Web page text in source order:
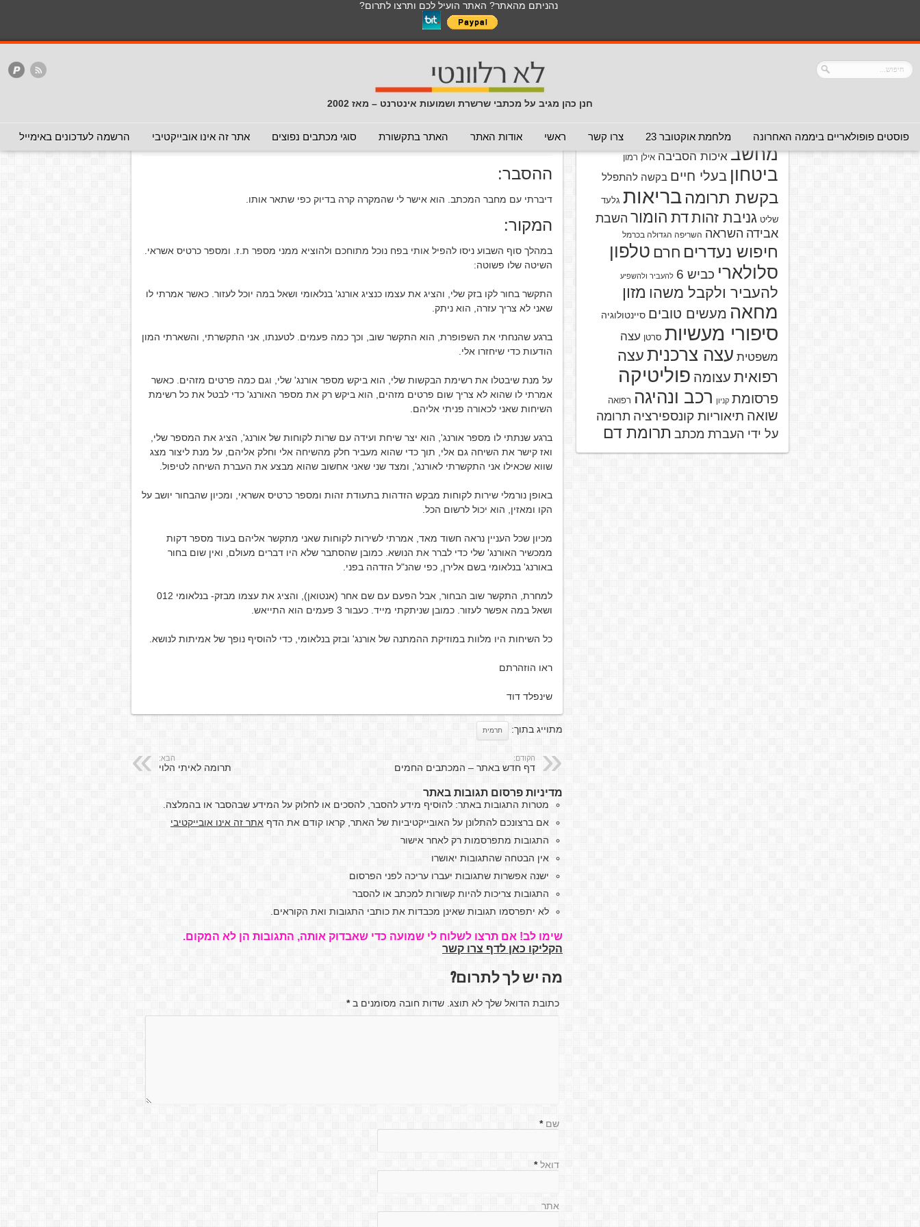
נהניתם מהאתר? האתר הועיל לכם ותרצו לתרום?
חנן כהן מגיב על מכתבי שרשרת ושמועות אינטרנט – מאז 2002
פוסטים פופולאריים ביממה האחרונה מלחמת אוקטובר 23 צרו קשר ראשי אודות האתר האתר בתקשורת סוגי מכתבים נפוצים אתר זה אינו אובייקטיבי הרשמה לעדכונים באימייל
לכל התכנים באתר בנושא נגיף הקורונה
כללי מכתב חוזר מכתבים נפוצים המלצה - לא להעביר המלצה - אפשר להעביר
המלצה - לכאן ולכאן
הנך כאן:דף הבית/המלצה - אפשר להעביר/הונאה בטלפון
ההסבר:
דיברתי עם מחבר המכתב. הוא אישר לי שהמקרה קרה בדיוק כפי שתאר אותו.
המקור:
במהלך סוף השבוע ניסו להפיל אותי בפח נוכל מתוחכם ולהוציא ממני מספר ת.ז. ומספר כרטיס אשראי.
השיטה שלו פשוטה:
התקשר בחור לקו בזק שלי, והציג את עצמו כנציג אורנג' בנלאומי ושאל במה יוכל לעזור. כאשר אמרתי לו
שאני לא צריך עזרה, הוא ניתק.
ברגע שהנחתי את השפופרת, הוא התקשר שוב, וכך כמה פעמים. לטענתו, אני התקשרתי, והשארתי המון
הודעות כדי שיחזרו אלי.
על מנת שיבטלו את רשימת הבקשות שלי, הוא ביקש מספר אורנג' שלי, וגם כמה פרטים מזהים. כאשר
אמרתי לו שהוא לא צריך שום פרטים מזהים, הוא ביקש רק את מספר האורנג' כדי לבטל את כל רשימת
השיחות שאני לכאורה פניתי אליהם.
ברגע שנתתי לו מספר אורנג', הוא יצר שיחת ועידה עם שרות לקוחות של אורנג', הציג את המספר שלי,
ואז קישר את השיחה גם אלי, תוך כדי שהוא מעביר חלק מהשיחה אלי וחלק אליהם, על מנת ליצור מצג
שווא שכאילו אני התקשרתי לאורנג', ומצד שני שאני אחשוב שהוא מבצע את העברת השיחה לטיפול.
באופן נורמלי שירות לקוחות מבקש הזדהות בתעודת זהות ומספר כרטיס אשראי, ומכיון שהבחור יושב על
הקו ומאזין, הוא יכול לרשום הכל.
מכיון שכל העניין נראה חשוד מאד, אמרתי לשירות לקוחות שאני מתקשר אליהם בעוד מספר דקות
ממכשיר האורנג' שלי כדי לברר את הנושא. כמובן שהסתבר שלא היו דברים מעולם, ואין שום בחור
באורנג' בנלאומי בשם אלירן, כפי שהנ"ל הזדהה בפני.
למחרת, התקשר שוב הבחור, אבל הפעם עם שם אחר (אנטואן), והציג את עצמו מבזק- בנלאומי 012
ושאל במה אפשר לעזור. כמובן שניתקתי מייד. כעבור 3 פעמים הוא התייאש.
כל השיחות היו מלוות במוזיקת ההמתנה של אורנג' ובזק בנלאומי, כדי להוסיף נופך של אמיתות לנושא.
ראו הוזהרתם
שינפלד דוד
מתוייג בתוך: תרמית
הקודם:
דף חדש באתר – המכתבים החמים
הבא:
תרומה לאיתי הלוי
מדיניות פרסום תגובות באתר
מטרות התגובות באתר: להוסיף מידע להסבר, להסכים או לחלוק על המידע שבהסבר או בהמלצה.
אם ברצונכם להתלונן על האובייקטיביות של האתר, קראו קודם את הדף אתר זה אינו אובייקטיבי
התגובות מתפרסמות רק לאחר אישור
אין הבטחה שהתגובות יאושרו
ישנה אפשרות שתגובות יעברו עריכה לפני הפרסום
התגובות צריכות להיות קשורות למכתב או להסבר
לא יתפרסמו תגובות שאינן מכבדות את כותבי התגובות ואת הקוראים.
שימו לב! אם תרצו לשלוח לי שמועה כדי שאבדוק אותה, התגובות הן לא המקום.
הקליקו כאן לדף צרו קשר
מה יש לך לתרום?
כתובת הדואל שלך לא תוצג. שדות חובה מסומנים ב*
שם *
דואל *
אתר
מפני מוצריםאזהרת וירוס
מחשב איכות הסביבה אילן רמון
ביטחון בעלי חיים בקשה להתפלל
בקשת תרומהבריאות גלעד
שליט גניבת זהותדת הומור השבת
אבידה השראה השריפה הגדולה בכרמל
חיפוש נעדרים חרם טלפון
סלולארי כביש 6 להעביר ולהשפיע
להעביר ולקבל משהו מזון
מחאה מעשים טובים סיינטולוגיה
סיפורי מעשיות סרטן עצה
משפטית עצה צרכנית עצה
רפואית עצומה פוליטיקה
פרסומת קניון רכב ונהיגה רפואה
שואה תיאוריות קונספירציה תרומה
על ידי העברת מכתב תרומת דם